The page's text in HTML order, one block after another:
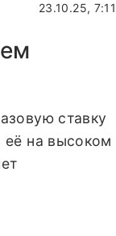
23.10.25, 7:11
ставку
её на высоком